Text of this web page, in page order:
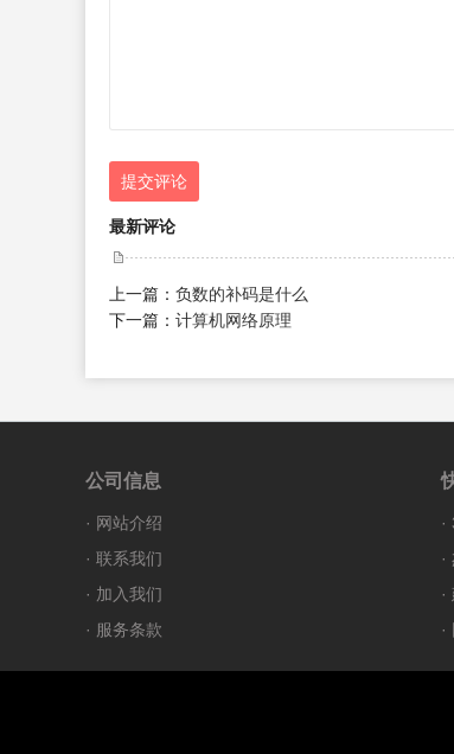
提交评论
最新评论
上一篇： 负数的补码是什么
下一篇： 计算机网络原理
公司信息
· 网站介绍
· 联系我们
· 加入我们
· 服务条款
·
·
·
·